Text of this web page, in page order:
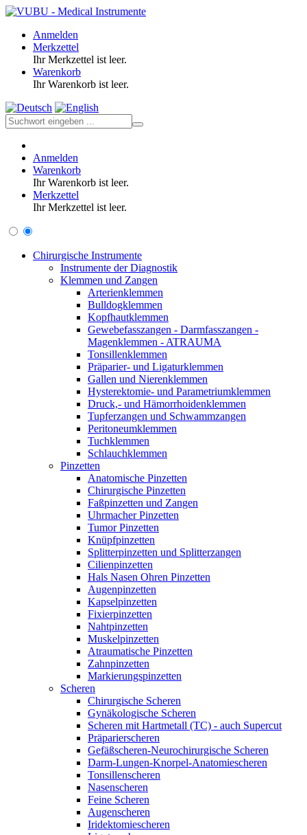
Anmelden
Merkzettel
Ihr Merkzettel ist leer.
Warenkorb
Ihr Warenkorb ist leer.
Anmelden
Warenkorb
Ihr Warenkorb ist leer.
Merkzettel
Ihr Merkzettel ist leer.
Chirurgische Instrumente
Instrumente der Diagnostik
Klemmen und Zangen
Arterienklemmen
Bulldogklemmen
Kopfhautklemmen
Gewebefasszangen - Darmfasszangen -
Magenklemmen - ATRAUMA
Tonsillenklemmen
Präparier- und Ligaturklemmen
Gallen und Nierenklemmen
Hysterektomie- und Parametriumklemmen
Druck,- und Hämorrhoidenklemmen
Tupferzangen und Schwammzangen
Peritoneumklemmen
Tuchklemmen
Schlauchklemmen
Pinzetten
Anatomische Pinzetten
Chirurgische Pinzetten
Faßpinzetten und Zangen
Uhrmacher Pinzetten
Tumor Pinzetten
Knüpfpinzetten
Splitterpinzetten und Splitterzangen
Cilienpinzetten
Hals Nasen Ohren Pinzetten
Augenpinzetten
Kapselpinzetten
Fixierpinzetten
Nahtpinzetten
Muskelpinzetten
Atraumatische Pinzetten
Zahnpinzetten
Markierungspinzetten
Scheren
Chirurgische Scheren
Gynäkologische Scheren
Scheren mit Hartmetall (TC) - auch Supercut
Präparierscheren
Gefäßscheren-Neurochirurgische Scheren
Darm-Lungen-Knorpel-Anatomiescheren
Tonsillenscheren
Nasenscheren
Feine Scheren
Augenscheren
Iridektomiescheren